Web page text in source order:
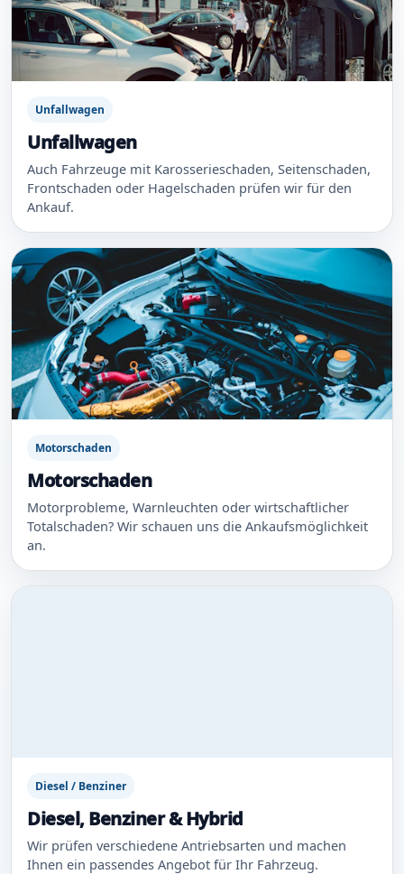
Unfallwagen
Unfallwagen
Auch Fahrzeuge mit Karosserieschaden, Seitenschaden,
Frontschaden oder Hagelschaden prüfen wir für den
Ankauf.
Motorschaden
Motorschaden
Motorprobleme, Warnleuchten oder wirtschaftlicher
Totalschaden? Wir schauen uns die Ankaufsmöglichkeit
an.
Diesel / Benziner
Diesel, Benziner & Hybrid
Wir prüfen verschiedene Antriebsarten und machen
Ihnen ein passendes Angebot für Ihr Fahrzeug.